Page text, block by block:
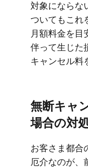
対象に​ならな
ついても​​これ
月額料金を​​目
伴って​​生じた​​
キャンセル料
無断キャ
場合の​対
お客さま都合
厄介なのが、​​